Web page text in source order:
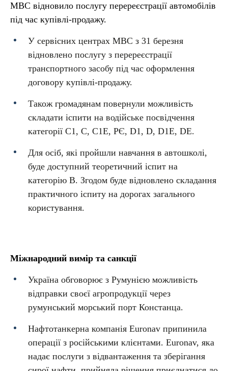
МВС відновило послугу перереєстрації автомобілів
під час купівлі-продажу.
У сервісних центрах МВС з 31 березня
відновлено послугу з перереєстрації
транспортного засобу під час оформлення
договору купівлі-продажу.
Також громадянам повернули можливість
складати іспити на водійське посвідчення
категорії С1, С, С1Е, РЄ, D1, D, D1E, DE.
Для осіб, які пройшли навчання в автошколі,
буде доступний теоретичний іспит на
категорію В. Згодом буде відновлено складання
практичного іспиту на дорогах загального
користування.
Міжнародний вимір та санкції
Україна обговорює з Румунією можливість
відправки своєї агропродукції через
румунський морський порт Констанца.
Нафтотанкерна компанія Euronav припинила
операції з російськими клієнтами. Euronav, яка
надає послуги з відвантаження та зберігання